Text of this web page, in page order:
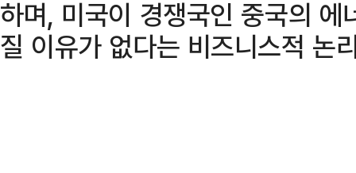
하며, 미국이 경쟁국인 중국의
질 이유가 없다는 비즈니스적 논